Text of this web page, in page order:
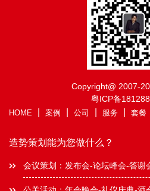
Copyright@ 2007-
粤ICP备
HOME 案例 公司 服务 套餐
造势策划能为您做什么？
会议策划：发布会-论坛峰会-答谢